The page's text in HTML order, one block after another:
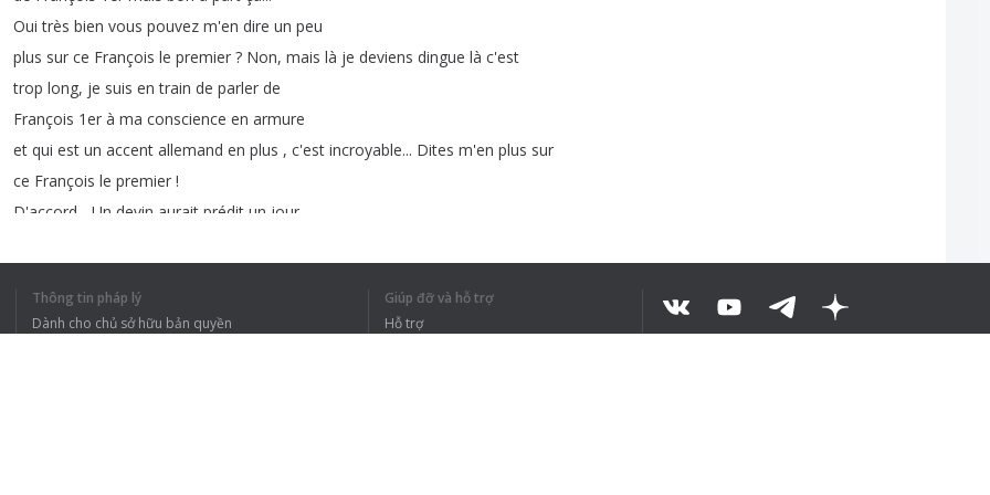
Oui très bien vous pouvez m'en dire un peu
plus sur ce François le premier ? Non, mais là je deviens dingue là c'est
trop long, je suis en train de parler de
François 1er à ma conscience en armure
et qui est un accent allemand en plus , c'est incroyable... Dites m'en plus sur
ce François le premier !
D'accord
Un devin aurait prédit un jour
François est né en
château d'Amboise sur les bords de la Loire. Oh je l'ai visité! Le1er janvier
Thông tin pháp lý
Dành cho chủ sở hữu bản quyền
Giúp đỡ và hỗ trợ
Hỗ trợ